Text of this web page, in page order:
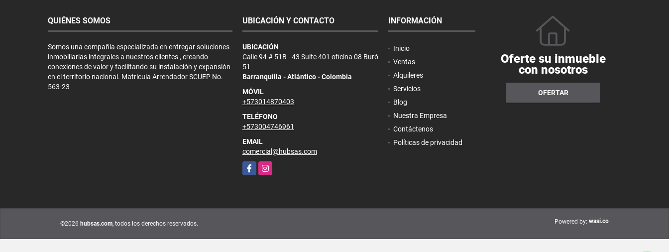
QUIÉNES SOMOS
Somos una compañía especializada en entregar soluciones
inmobiliarias integrales a nuestros clientes , creando
conexiones de valor y facilitando su instalación y expansión
en el territorio nacional. Matricula Arrendador SCUEP No.
563-23
UBICACIÓN Y CONTACTO
UBICACIÓN
Calle 94 # 51B - 43 Suite 401 oficina 08 Buró
51
Barranquilla - Atlántico - Colombia
MÓVIL
+573014870403
TELÉFONO
+573004746961
EMAIL
comercial@hubsas.com
FacebookInstagram
INFORMACIÓN
Inicio
Ventas
Alquileres
Servicios
Blog
Nuestra Empresa
Contáctenos
Políticas de privacidad
Oferte su inmueble
con nosotros
OFERTAR
©2026 hubsas.com, todos los derechos reservados. Powered by: wasi.co